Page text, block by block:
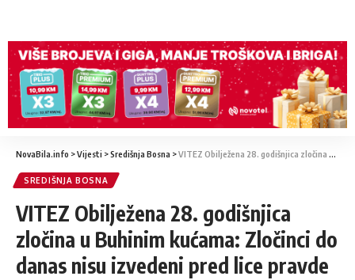
NovaBila.info >Vijesti >Središnja Bosna >VITEZ Obilježena 28. godišnjica zločina u Buhinim kućama: Zločinci do danas nisu izvedeni pred lice pravde
SREDIŠNJA BOSNA
VITEZ Obilježena 28. godišnjica
zločina u Buhinim kućama: Zločinci do
danas nisu izvedeni pred lice pravde